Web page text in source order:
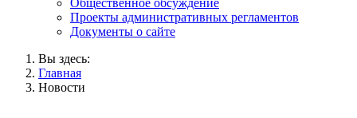
Общественное обсуждение
Проекты административных регламентов
Документы о сайте
Вы здесь:
Главная
Новости